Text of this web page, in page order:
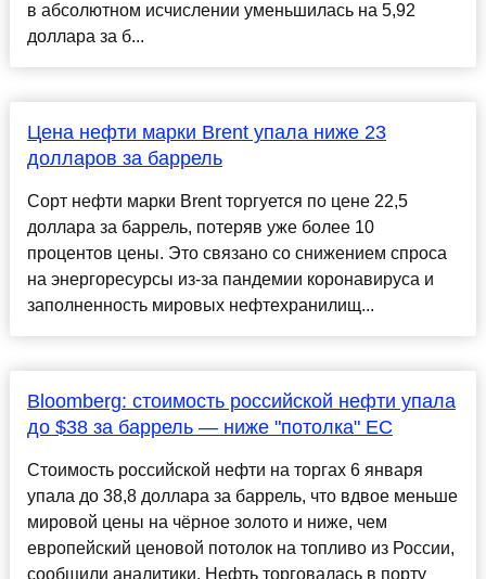
в абсолютном исчислении уменьшилась на 5,92
доллара за б...
Цена нефти марки Brent упала ниже 23
долларов за баррель
Сорт нефти марки Brent торгуется по цене 22,5
доллара за баррель, потеряв уже более 10
процентов цены. Это связано со снижением спроса
на энергоресурсы из-за пандемии коронавируса и
заполненность мировых нефтехранилищ...
Bloomberg: стоимость российской нефти упала
до $38 за баррель — ниже "потолка" ЕС
Стоимость российской нефти на торгах 6 января
упала до 38,8 доллара за баррель, что вдвое меньше
мировой цены на чёрное золото и ниже, чем
европейский ценовой потолок на топливо из России,
сообщили аналитики. Нефть торговалась в порту